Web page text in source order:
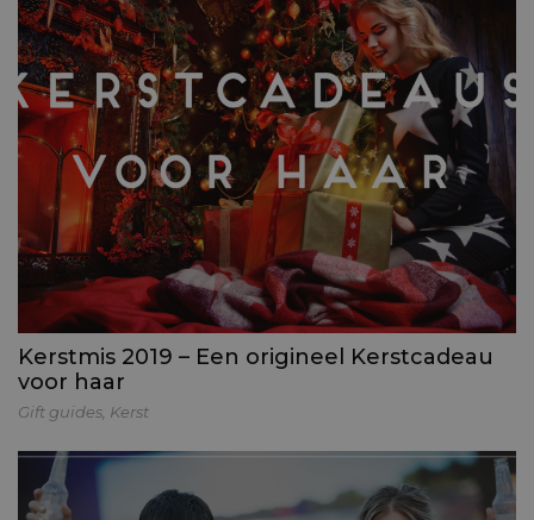
Kerstmis 2019 – Een origineel Kerstcadeau
voor haar
Gift guides, Kerst